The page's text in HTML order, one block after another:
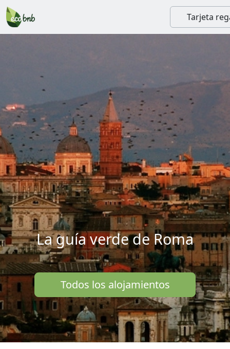
Tarjeta
La guía verde de Roma
Todos los alojamientos